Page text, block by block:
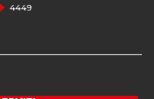
4449